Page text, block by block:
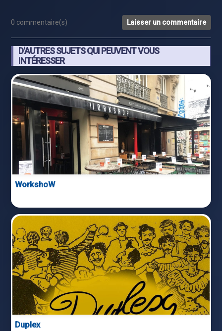
0 commentaire(s) Laisser un commentaire
D'AUTRES SUJETS QUI PEUVENT VOUS
INTÉRESSER
WorkshoW
Duplex